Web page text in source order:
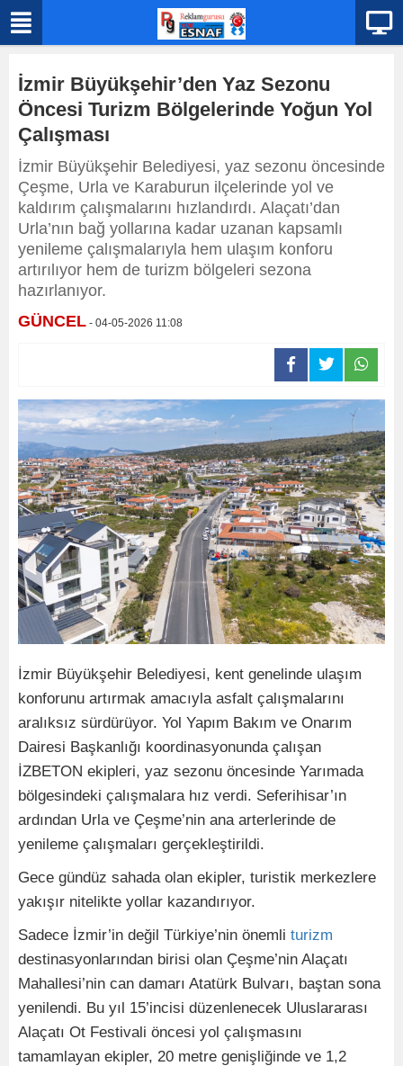
İzmir Büyükşehir’den Yaz Sezonu
Öncesi Turizm Bölgelerinde Yoğun Yol
Çalışması
İzmir Büyükşehir Belediyesi, yaz sezonu öncesinde
Çeşme, Urla ve Karaburun ilçelerinde yol ve
kaldırım çalışmalarını hızlandırdı. Alaçatı’dan
Urla’nın bağ yollarına kadar uzanan kapsamlı
yenileme çalışmalarıyla hem ulaşım konforu
artırılıyor hem de turizm bölgeleri sezona
hazırlanıyor.
GÜNCEL - 04-05-2026 11:08
İzmir Büyükşehir Belediyesi, kent genelinde ulaşım
konforunu artırmak amacıyla asfalt çalışmalarını
aralıksız sürdürüyor. Yol Yapım Bakım ve Onarım
Dairesi Başkanlığı koordinasyonunda çalışan
İZBETON ekipleri, yaz sezonu öncesinde Yarımada
bölgesindeki çalışmalara hız verdi. Seferihisar’ın
ardından Urla ve Çeşme’nin ana arterlerinde de
yenileme çalışmaları gerçekleştirildi.
Gece gündüz sahada olan ekipler, turistik merkezlere
yakışır nitelikte yollar kazandırıyor.
Sadece İzmir’in değil Türkiye’nin önemli turizm
destinasyonlarından birisi olan Çeşme’nin Alaçatı
Mahallesi’nin can damarı Atatürk Bulvarı, baştan sona
yenilendi. Bu yıl 15’incisi düzenlenecek Uluslararası
Alaçatı Ot Festivali öncesi yol çalışmasını
tamamlayan ekipler, 20 metre genişliğinde ve 1,2